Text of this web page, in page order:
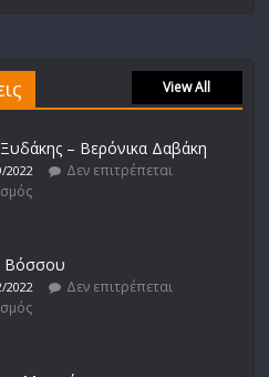
View All
– Βερόνικα Δαβάκη
2022
Δεν επιτρέπεται
Βόσσου
2022
Δεν επιτρέπεται